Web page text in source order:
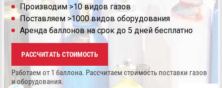
Производим >10 видов газов
Поставляем >1000 видов оборудования
Аренда баллонов на срок до 5 дней бесплатно
РАССЧИТАТЬ СТОИМОСТЬ
Работаем от 1 баллона. Рассчитаем стоимость поставки газов
и оборудования.